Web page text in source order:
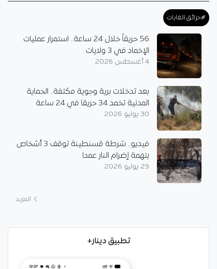
#حرائق الغابات
56 حريقاً خلال 24 ساعة.. استمرار عمليات
الإخماد في 3 ولايات
4 أغسطس 2026
بعد تدخلات برية وجوية مكثفة.. الحماية
المدنية تخمد 34 حريقا في 24 ساعة
30 يوليو 2026
فيديو.. شرطة قسنطينة توقف 3 أشخاص
بتهمة إضرام النار عمدا
29 يوليو 2026
المزيد
تطبيق دينار+